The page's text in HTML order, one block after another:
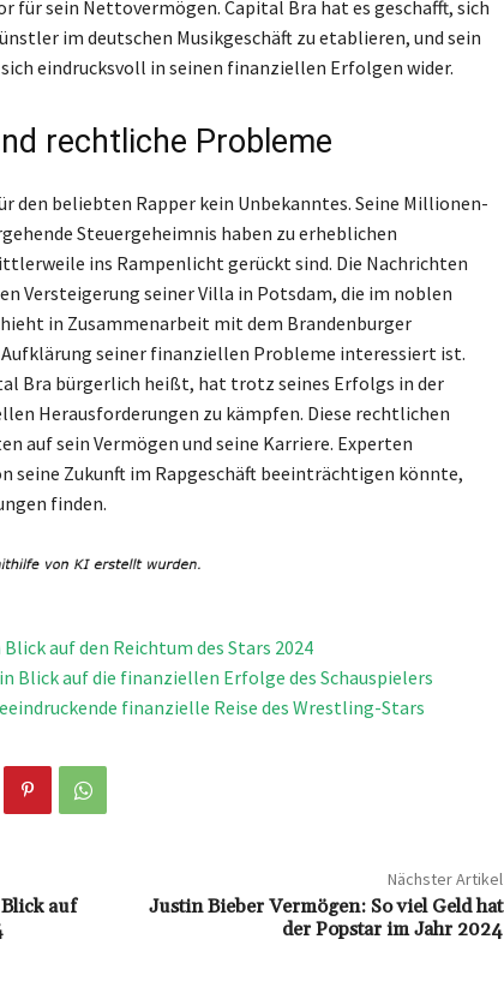
für sein Nettovermögen. Capital Bra hat es geschafft, sich
im deutschen Musikgeschäft zu etablieren, und sein
eindrucksvoll in seinen finanziellen Erfolgen wider.
rechtliche Probleme
den beliebten Rapper kein Unbekanntes. Seine Millionen-
Steuergeheimnis haben zu erheblichen
ins Rampenlicht gerückt sind. Die Nachrichten
Versteigerung seiner Villa in Potsdam, die im noblen
in Zusammenarbeit mit dem Brandenburger
seiner finanziellen Probleme interessiert ist.
Bra bürgerlich heißt, hat trotz seines Erfolgs in der
Herausforderungen zu kämpfen. Diese rechtlichen
auf sein Vermögen und seine Karriere. Experten
seine Zukunft im Rapgeschäft beeinträchtigen könnte,
finden.
auf den Reichtum des Stars 2024
Blick auf die finanziellen Erfolge des Schauspielers
finanzielle Reise des Wrestling-Stars
auf
Nächster Artikel
Justin Bieber Vermögen: So viel Geld hat
der Popstar im Jahr 2024